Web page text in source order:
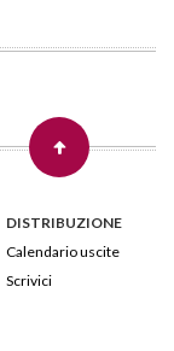
DISTRIBUZIONE
Calendario uscite
Scrivici